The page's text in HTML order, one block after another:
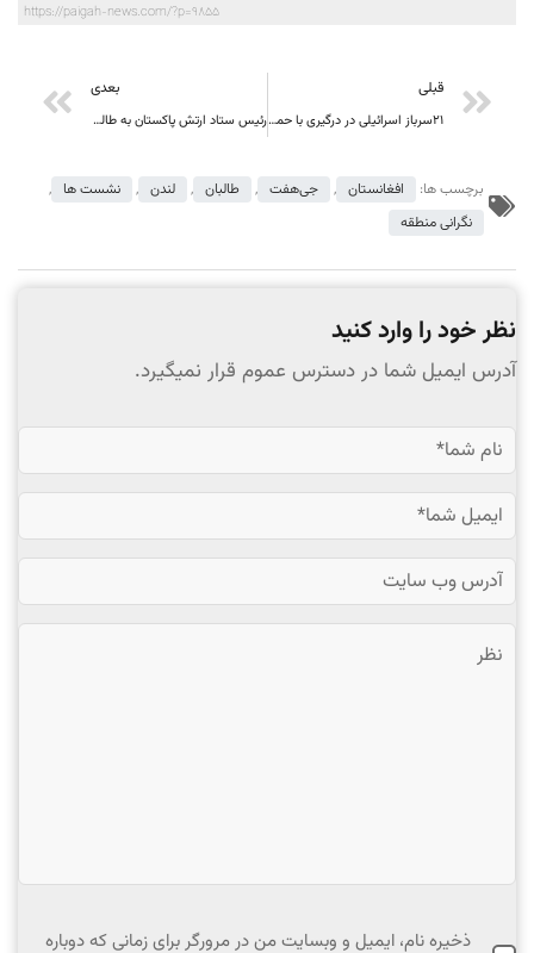
https://paigah-news.com/?p=9855
قبلی
۲۱سرباز اسرائیلی در درگیری با حماس کشته شدند
بعدی
رئیس ستاد ارتش پاکستان به طالبان: زندگی یک پاکستانی مهم‌تر از کل افغانستان است
برچسب ها: افغانستان , جی‌هفت , طالبان , لندن , نشست ها
,
نگرانی منطقه
نظر خود را وارد کنید
آدرس ایمیل شما در دسترس عموم قرار نمیگیرد.
ذخیره نام، ایمیل و وبسایت من در مرورگر برای زمانی که دوباره